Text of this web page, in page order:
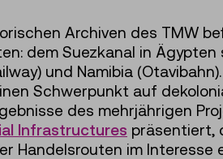
Archiven des TMW
dem Suezkanal in Ägypten
und Namibia
Schwerpunkt auf
des mehrjährigen
Infrastructures präsentiert,
Handelsrouten im